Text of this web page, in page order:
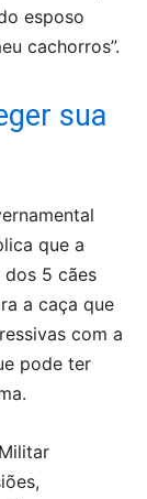
esposo
cachorros”.
sua
que a
5 cães
a caça que
com a
pode ter